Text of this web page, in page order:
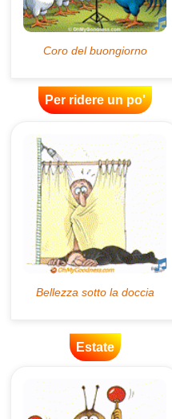
Per ridere un po'
Estate